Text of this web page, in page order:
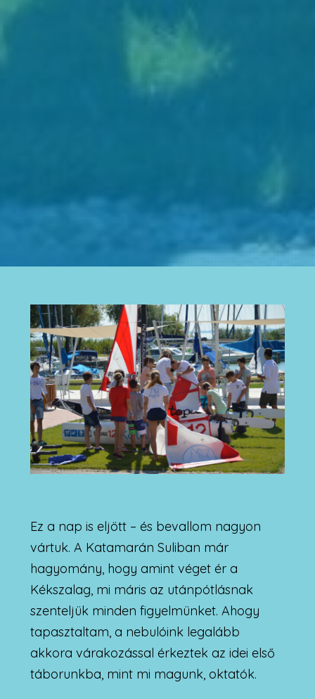
Ez a nap is eljött – és bevallom nagyon
vártuk. A Katamarán Suliban már
hagyomány, hogy amint véget ér a
Kékszalag, mi máris az utánpótlásnak
szenteljük minden figyelmünket. Ahogy
tapasztaltam, a nebulóink legalább
akkora várakozással érkeztek az idei első
táborunkba, mint mi magunk, oktatók.